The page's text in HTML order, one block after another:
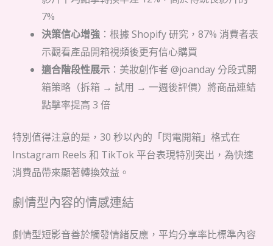
7%
決策信心增強 ：根據 Shopify 研究，87% 消費者表
示觀看產品開箱視頻後更有信心購買
適合階段性展示 ：美妝創作者 @joanday 分段式開
箱策略（拆箱 → 試用 → 一週後評價）將商品連結
點擊率提高 3 倍
特別值得注意的是，30 秒以內的「閃電開箱」格式在
Instagram Reels 和 TikTok 平台表現特別突出，為快速
消費品帶來顯著轉換效益。
劇情型內容的情感連結
劇情型短影音善於觸發情緒反應，平均分享率比標準內容